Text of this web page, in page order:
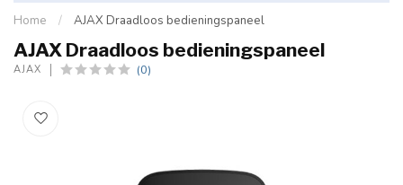
Home / AJAX Draadloos bedieningspaneel
AJAX Draadloos bedieningspaneel
AJAX (0)